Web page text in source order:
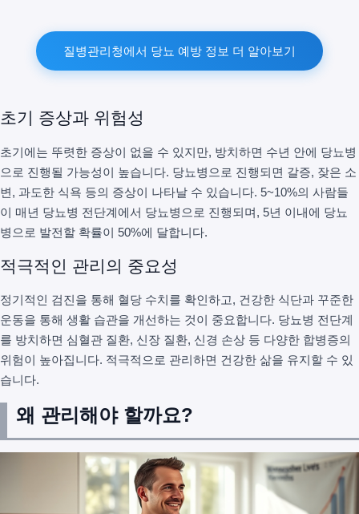
질병관리청에서 당뇨 예방 정보 더 알아보기
초기 증상과 위험성
초기에는 뚜렷한 증상이 없을 수 있지만, 방치하면 수년 안에 당뇨병
으로 진행될 가능성이 높습니다. 당뇨병으로 진행되면 갈증, 잦은 소
변, 과도한 식욕 등의 증상이 나타날 수 있습니다. 5~10%의 사람들
이 매년 당뇨병 전단계에서 당뇨병으로 진행되며, 5년 이내에 당뇨
병으로 발전할 확률이 50%에 달합니다.
적극적인 관리의 중요성
정기적인 검진을 통해 혈당 수치를 확인하고, 건강한 식단과 꾸준한
운동을 통해 생활 습관을 개선하는 것이 중요합니다. 당뇨병 전단계
를 방치하면 심혈관 질환, 신장 질환, 신경 손상 등 다양한 합병증의
위험이 높아집니다. 적극적으로 관리하면 건강한 삶을 유지할 수 있
습니다.
왜 관리해야 할까요?